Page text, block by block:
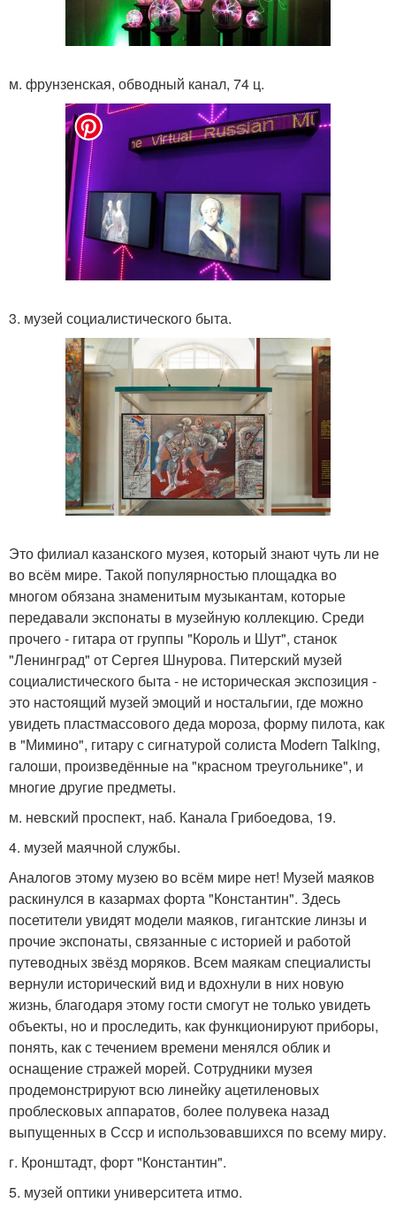
м. фрунзенская, обводный канал, 74 ц.
3. музей социалистического быта.
Это филиал казанского музея, который знают чуть ли не
во всём мире. Такой популярностью площадка во
многом обязана знаменитым музыкантам, которые
передавали экспонаты в музейную коллекцию. Среди
прочего - гитара от группы "Король и Шут", станок
"Ленинград" от Сергея Шнурова. Питерский музей
социалистического быта - не историческая экспозиция -
это настоящий музей эмоций и ностальгии, где можно
увидеть пластмассового деда мороза, форму пилота, как
в "Мимино", гитару с сигнатурой солиста Modern Talking,
галоши, произведённые на "красном треугольнике", и
многие другие предметы.
м. невский проспект, наб. Канала Грибоедова, 19.
4. музей маячной службы.
Аналогов этому музею во всём мире нет! Музей маяков
раскинулся в казармах форта "Константин". Здесь
посетители увидят модели маяков, гигантские линзы и
прочие экспонаты, связанные с историей и работой
путеводных звёзд моряков. Всем маякам специалисты
вернули исторический вид и вдохнули в них новую
жизнь, благодаря этому гости смогут не только увидеть
объекты, но и проследить, как функционируют приборы,
понять, как с течением времени менялся облик и
оснащение стражей морей. Сотрудники музея
продемонстрируют всю линейку ацетиленовых
проблесковых аппаратов, более полувека назад
выпущенных в Ссср и использовавшихся по всему миру.
г. Кронштадт, форт "Константин".
5. музей оптики университета итмо.